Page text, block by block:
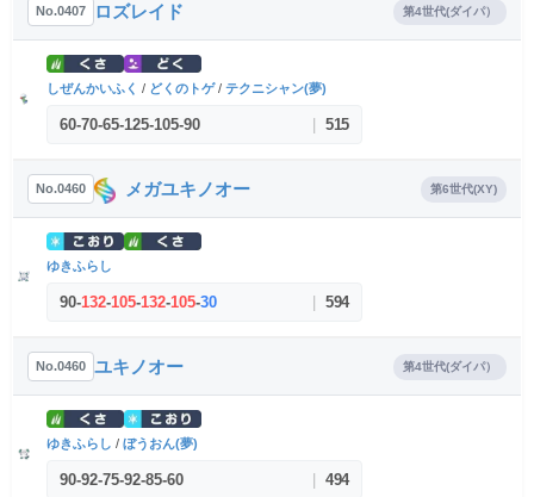
No.0407 ロズレイド 第4世代(ダイパ）
しぜんかいふく / どくのトゲ/ テクニシャン(夢)
60-70-65-125-105-90 515
No.0460 メガユキノオー 第6世代(XY)
ゆきふらし
90-132-105-132-105-30 594
No.0460 ユキノオー 第4世代(ダイパ）
ゆきふらし / ぼうおん(夢)
90-92-75-92-85-60 494